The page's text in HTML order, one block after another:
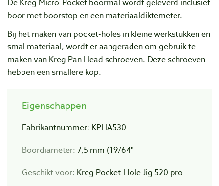
De Kreg Micro-Pocket boormal wordt geleverd inclusief
boor met boorstop en een materiaaldiktemeter.
Bij het maken van pocket-holes in kleine werkstukken en
smal materiaal, wordt er aangeraden om gebruik te
maken van Kreg Pan Head schroeven. Deze schroeven
hebben een smallere kop.
Eigenschappen
Fabrikantnummer: KPHA530
Boordiameter: 7,5 mm (19/64"
Geschikt voor: Kreg Pocket-Hole Jig 520 pro